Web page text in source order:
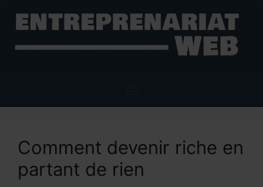
Comment devenir riche en
partant de rien